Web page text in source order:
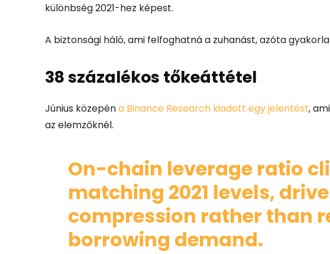
különbség 2021-hez képest.
A biztonsági háló, ami felfoghatná a zuhanást, azóta
38 százalékos tőkeáttétel
Június közepéna Binance Research kiadott egy jelentést,
az elemzőknél.
On-chain leverage ratio
matching 2021 levels,
compression rather than
borrowing demand.